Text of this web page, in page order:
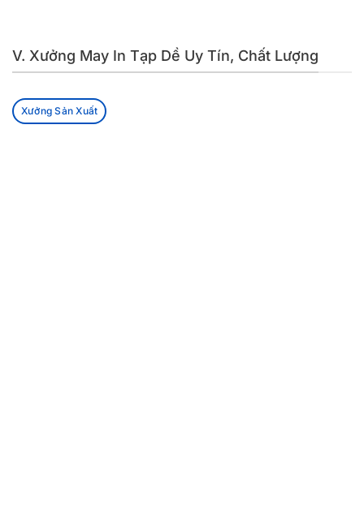
V. Xưởng May In Tạp Dề Uy Tín, Chất Lượng
Xưởng Sản Xuất